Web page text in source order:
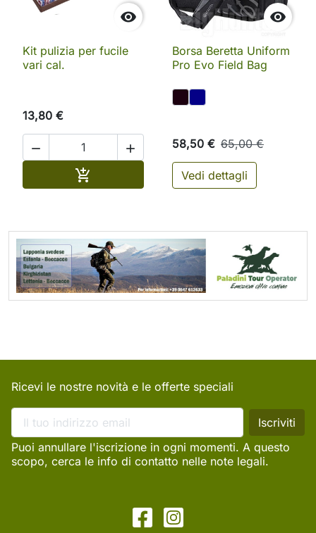

Kit pulizia per fucile
vari cal.
13,80 €
 
 Aggiungi al carrello

Borsa Beretta Uniform
Pro Evo Field Bag
58,50 € 65,00 €
Vedi dettagli
Ricevi le nostre novità e le offerte speciali
Puoi annullare l'iscrizione in ogni momenti. A questo
scopo, cerca le info di contatto nelle note legali.